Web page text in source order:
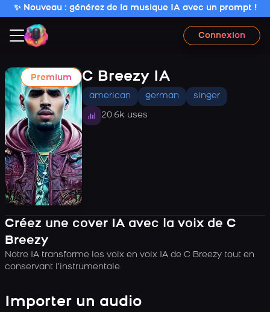
✨ Nouveau : générez de la musique IA avec un prompt !
Connexion
Premium C Breezy IA
american german singer
20.6k uses
Créez une cover IA avec la voix de C
Breezy
Notre IA transforme les voix en voix IA de C Breezy tout en
conservant l’instrumentale.
Importer un audio